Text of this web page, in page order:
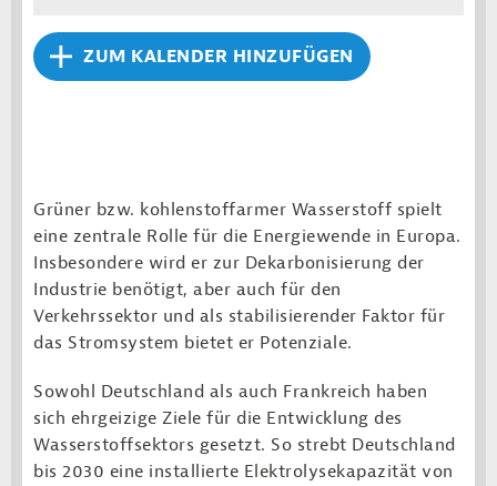
ZUM KALENDER HINZUFÜGEN
Grüner bzw. kohlenstoffarmer Wasserstoff spielt
eine zentrale Rolle für die Energiewende in Europa.
Insbesondere wird er zur Dekarbonisierung der
Industrie benötigt, aber auch für den
Verkehrssektor und als stabilisierender Faktor für
das Stromsystem bietet er Potenziale.
Sowohl Deutschland als auch Frankreich haben
sich ehrgeizige Ziele für die Entwicklung des
Wasserstoffsektors gesetzt. So strebt Deutschland
bis 2030 eine installierte Elektrolysekapazität von